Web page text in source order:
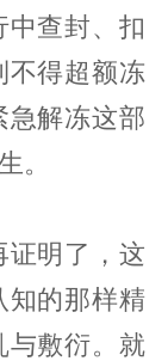
中查封、扣
不得超额冻
急解冻这部
。
证明了，这
知的那样精
与敷衍。就